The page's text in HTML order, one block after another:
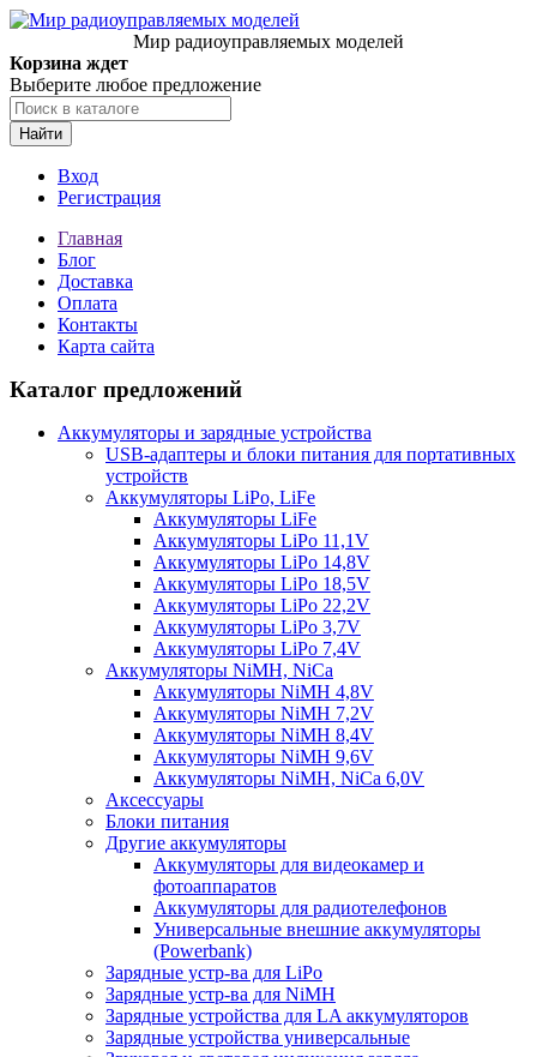
Мир радиоуправляемых моделей
Корзина ждет
Выберите любое предложение
Найти
Вход
Регистрация
Главная
Блог
Доставка
Оплата
Контакты
Карта сайта
Каталог предложений
Аккумуляторы и зарядные устройства
USB-адаптеры и блоки питания для портативных
устройств
Аккумуляторы LiPo, LiFe
Аккумуляторы LiFe
Аккумуляторы LiPo 11,1V
Аккумуляторы LiPo 14,8V
Аккумуляторы LiPo 18,5V
Аккумуляторы LiPo 22,2V
Аккумуляторы LiPo 3,7V
Аккумуляторы LiPo 7,4V
Аккумуляторы NiMH, NiCa
Аккумуляторы NiMH 4,8V
Аккумуляторы NiMH 7,2V
Аккумуляторы NiMH 8,4V
Аккумуляторы NiMH 9,6V
Аккумуляторы NiMH, NiCa 6,0V
Аксессуары
Блоки питания
Другие аккумуляторы
Аккумуляторы для видеокамер и
фотоаппаратов
Аккумуляторы для радиотелефонов
Универсальные внешние аккумуляторы
(Powerbank)
Зарядные устр-ва для LiPo
Зарядные устр-ва для NiMH
Зарядные устройства для LA аккумуляторов
Зарядные устройства универсальные